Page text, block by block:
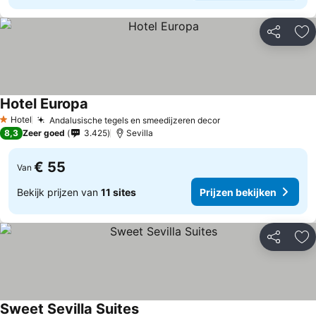
Delen
1 Sterren
Hotel Andalusische tegels en smeedijzeren decor
Hotel Europa
8,3 Zeer goed 3.425 Sevilla
Van € 55
Bekijk prijzen van 11 sites Prijzen bekijken
Delen
Sweet Sevilla Suites